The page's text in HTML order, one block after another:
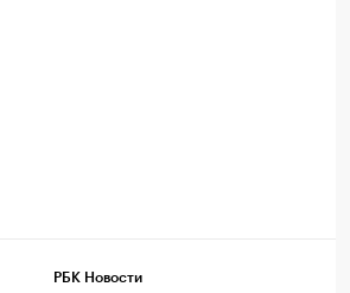
РБК Новости